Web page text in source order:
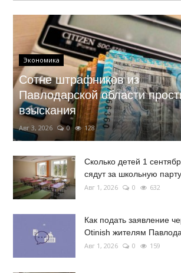
Экономика
Сотне штрафников из
Павлодарской области
взыскания
Авг 3, 2026 0 128
Сколько детей 1
сядут за школьную
Авг 1, 2026 0 632
Как подать заявление
Otinish жителям
Авг 1, 2026 0 159